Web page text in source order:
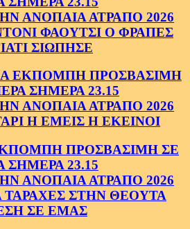
ΑΝΟΠΑΙΑ ΑΤΡΑΠΟ 2026
ΦΑΟΥΤΣΙ Ο ΦΡΑΠΕΣ
ΣΙΩΠΗΣΕ
ΕΚΠΟΜΠΗ ΠΡΟΣΒΑΣΙΜΗ
ΣΗΜΕΡΑ 23.15
ΑΝΟΠΑΙΑ ΑΤΡΑΠΟ 2026
Η ΕΜΕΙΣ Η ΕΚΕΙΝΟΙ
ΠΡΟΣΒΑΣΙΜΗ ΣΕ
23.15
ΑΝΟΠΑΙΑ ΑΤΡΑΠΟ 2026
ΤΑΡΑΧΕΣ ΣΤΗΝ ΘΕΟΥΤΑ
ΣΕ ΕΜΑΣ